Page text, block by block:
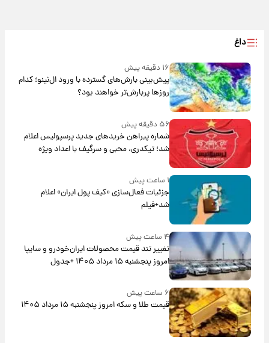
داغ
۱۶ دقیقه پیش
پیش‌بینی بارش‌های گسترده با ورود ال‌نینو؛ کدام
روزها پربارش‌تر خواهند بود؟
۵۶ دقیقه پیش
شماره پیراهن خریدهای جدید پرسپولیس اعلام
شد؛ تیکدری، محبی و سرگیف با اعداد ویژه
۱ ساعت پیش
جزئیات فعال‌سازی «کیف پول ایران» اعلام
شد+فیلم
۴ ساعت پیش
تغییر تند قیمت محصولات ایران‌خودرو و سایپا
امروز پنجشنبه ۱۵ مرداد ۱۴۰۵ +جدول
۶ ساعت پیش
قیمت طلا و سکه امروز پنجشنبه ۱۵ مرداد ۱۴۰۵